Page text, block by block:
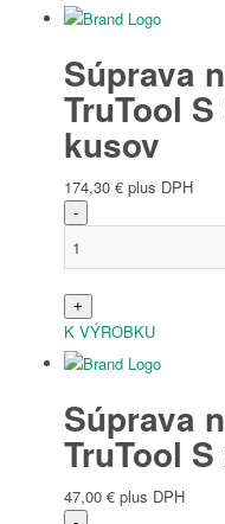
Slovinčina
Španielčina
Login
Súprava
TruTool
kusov
174,30 € plus DPH
K VÝROBKU
Súprava
TruTool
47,00 € plus DPH